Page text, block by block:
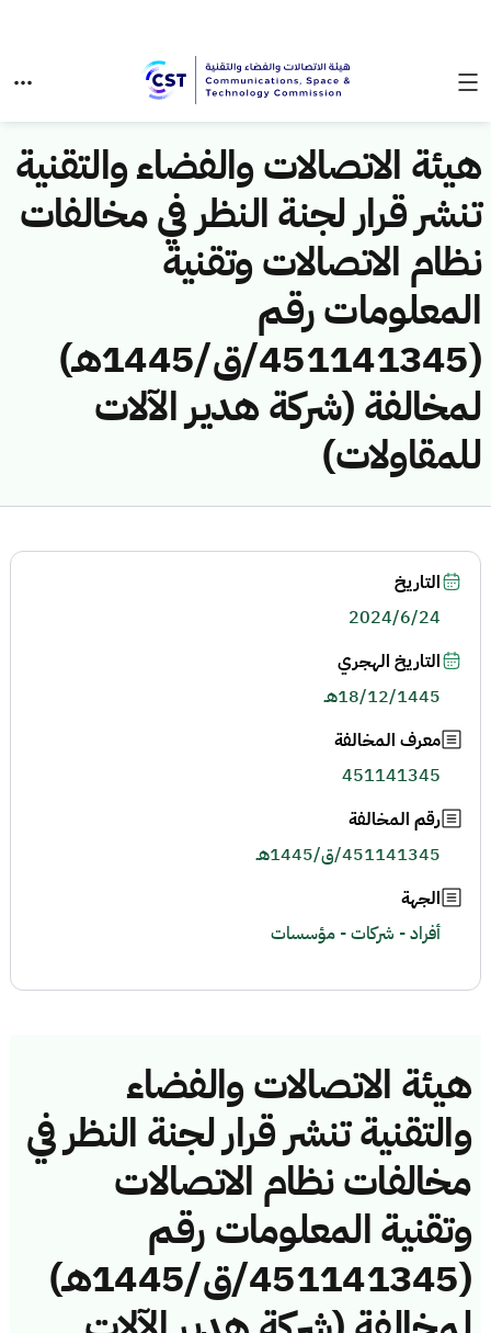
هيئة الاتصالات والفضاء والتقنية
تنشر قرار لجنة النظر في مخالفات
نظام الاتصالات وتقنية
المعلومات رقم
(451141345/ق/1445هـ)
لمخالفة (شركة هدير الآلات
للمقاولات)
هيئة الاتصالات والفضاء
والتقنية تنشر قرار لجنة النظر في
مخالفات نظام الاتصالات
وتقنية المعلومات رقم
(451141345/ق/1445هـ)
التاريخ
2024/6/24
التاريخ الهجري
18/12/1445هـ
معرف المخالفة
451141345
رقم المخالفة
451141345/ق/1445هـ
الجهة
أفراد - شركات - مؤسسات